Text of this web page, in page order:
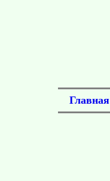
Главная